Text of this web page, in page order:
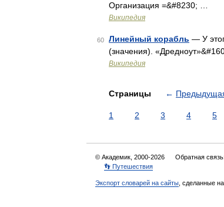
Организация =&#8230; …
Википедия
60 Линейный корабль — У
(значения).
Википедия
Страницы ←
1 2 3 4 5
© Академик, 2000-2026 Обратная связь:
👣 Путешествия
Экспорт словарей на сайты , сделанные